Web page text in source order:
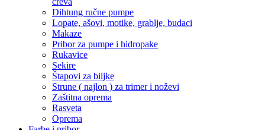
Dihtung ručne pumpe
Lopate, ašovi, motike, grablje, budaci
Makaze
Pribor za pumpe i hidropake
Rukavice
Sekire
Štapovi za biljke
Strune ( najlon ) za trimer i noževi
Zaštitna oprema
Rasveta
Oprema